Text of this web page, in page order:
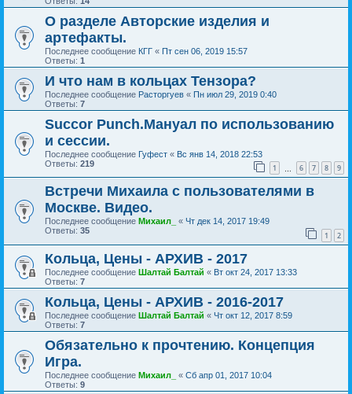
О разделе Авторские изделия и
артефакты.
Последнее сообщение КГГ « Пт сен 06, 2019 15:57
Ответы: 1
И что нам в кольцах Тензора?
Последнее сообщение Расторгуев « Пн июл 29, 2019 0:40
Ответы: 7
Succor Punch.Мануал по использованию
и сессии.
Последнее сообщение Гуфест « Вс янв 14, 2018 22:53
Ответы: 219 1 6 7 8 9
Встречи Михаила с пользователями в
Москве. Видео.
Последнее сообщение Михаил_ « Чт дек 14, 2017 19:49
Ответы: 35 1 2
Кольца, Цены - АРХИВ - 2017
Последнее сообщение Шалтай Балтай « Вт окт 24, 2017 13:33
Ответы: 7
Кольца, Цены - АРХИВ - 2016-2017
Последнее сообщение Шалтай Балтай « Чт окт 12, 2017 8:59
Ответы: 7
Обязательно к прочтению. Концепция
Игра.
Последнее сообщение Михаил_ « Сб апр 01, 2017 10:04
Ответы: 9